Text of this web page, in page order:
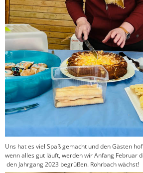
Uns hat es viel Spaß gemacht und den Gästen
wenn alles gut läuft, werden wir Anfang Februar
den Jahrgang 2023 begrüßen. Rohrbach wächst!